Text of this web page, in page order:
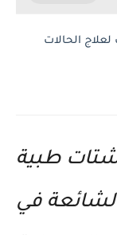
الحالات
طبية
في